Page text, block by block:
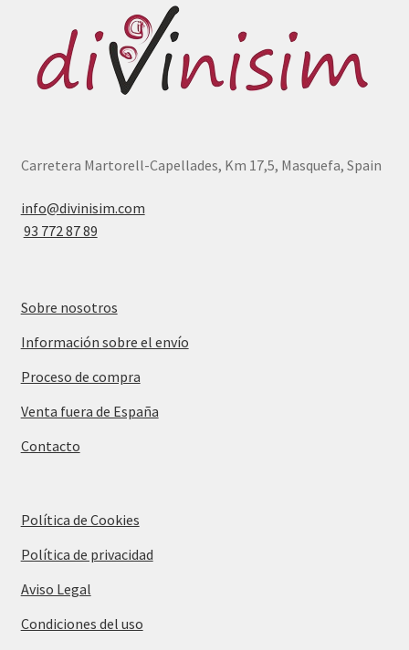
Carretera Martorell-Capellades, Km 17,5, Masquefa, Spain
info@divinisim.com
93 772 87 89
Sobre nosotros
Información sobre el envío
Proceso de compra
Venta fuera de España
Contacto
Política de Cookies
Política de privacidad
Aviso Legal
Condiciones del uso